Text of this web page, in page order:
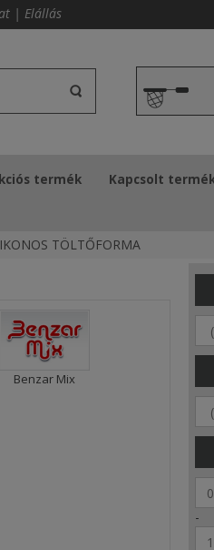
| Elállás
termék Kapcsolt
TÖLTŐFORMA
Benzar Mix
-